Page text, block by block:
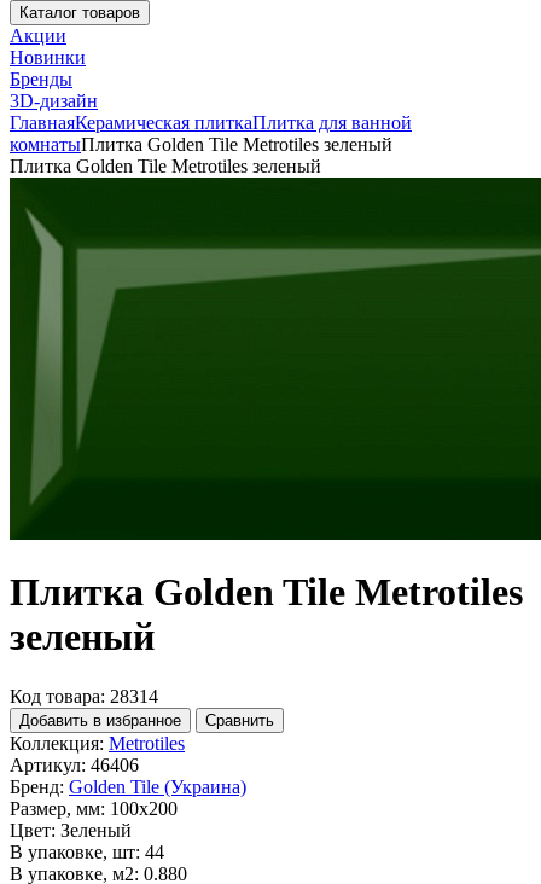
Каталог товаров
Акции
Новинки
Бренды
3D-дизайн
ГлавнаяКерамическая плиткаПлитка для ванной
комнатыПлитка Golden Tile Metrotiles зеленый
Плитка Golden Tile Metrotiles зеленый
Плитка Golden Tile Metrotiles
зеленый
Код товара: 28314
Добавить в избранное Сравнить
Коллекция: Metrotiles
Артикул: 46406
Бренд: Golden Tile (Украина)
Размер, мм: 100x200
Цвет: Зеленый
В упаковке, шт: 44
В упаковке, м2: 0.880